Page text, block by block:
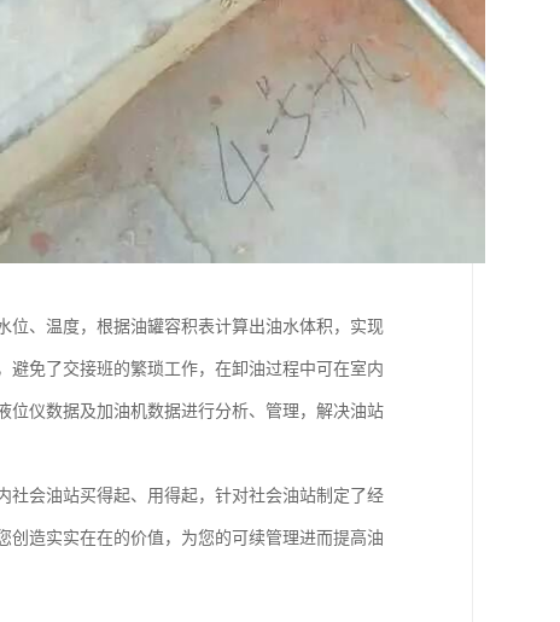
位、温度，根据油罐容积表计算出油水体积，实现
避免了交接班的繁琐工作，在卸油过程中可在室内
位仪数据及加油机数据进行分析、管理，解决油站
社会油站买得起、用得起，针对社会油站制定了经
创造实实在在的价值，为您的可续管理进而提高油